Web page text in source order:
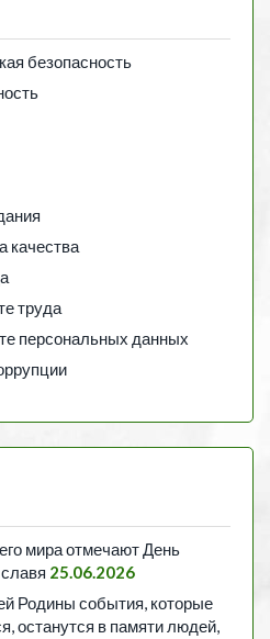
безопасность
качества
труда
персональных данных
мира отмечают День
25.06.2026
Родины события, которые
останутся в памяти людей,